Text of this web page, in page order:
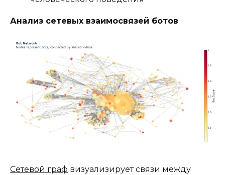
Анализ сетевых взаимосвязей ботов
Сетевой граф визуализирует связи между